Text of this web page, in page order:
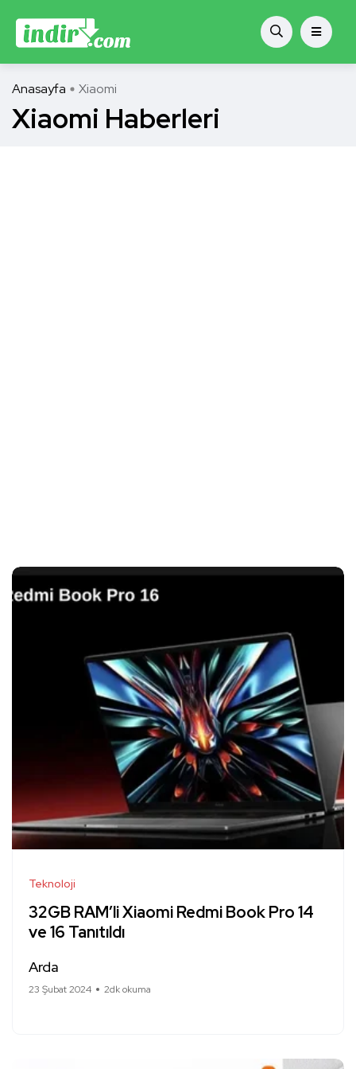
Anasayfa Xiaomi
Xiaomi Haberleri
Teknoloji
32GB RAM’li Xiaomi Redmi Book Pro 14
ve 16 Tanıtıldı
Arda
23 Şubat 2024 2dk okuma